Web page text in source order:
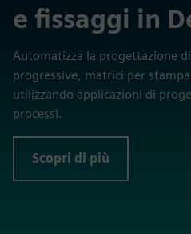
e fissaggi in
Automatizza la progettazione
progressive, matrici per
utilizzando applicazioni di
processi.
Scopri di più